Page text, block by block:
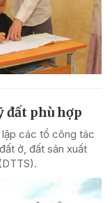
đất phù hợp
lập các tổ công tác
ở, đất sản xuất